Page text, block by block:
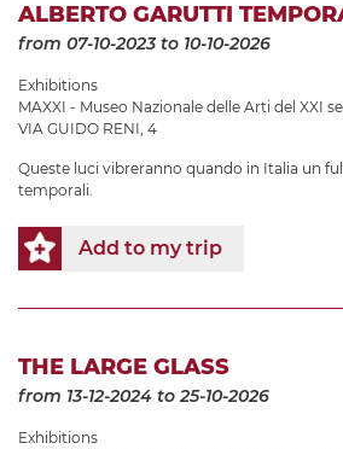
ALBERTO GARUTTI
from 07-10-2023to 10-10-2026
Exhibitions
MAXXI - Museo Nazionale delle Arti del XXI
VIA GUIDO RENI, 4
Queste luci vibreranno quando in Italia un
temporali.
Add to my trip
THE LARGE GLASS
from 13-12-2024 to 25-10-2026
Exhibitions